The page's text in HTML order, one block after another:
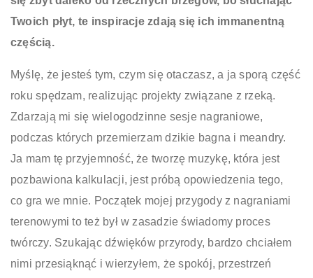
Twoich płyt, te inspiracje zdają się ich immanentną
częścią.
Myślę, że jesteś tym, czym się otaczasz, a ja sporą część
roku spędzam, realizując projekty związane z rzeką.
Zdarzają mi się wielogodzinne sesje nagraniowe,
podczas których przemierzam dzikie bagna i meandry.
Ja mam tę przyjemność, że tworzę muzykę, która jest
pozbawiona kalkulacji, jest próbą opowiedzenia tego,
co gra we mnie. Początek mojej przygody z nagraniami
terenowymi to też był w zasadzie świadomy proces
twórczy. Szukając dźwięków przyrody, bardzo chciałem
nimi przesiąknąć i wierzyłem, że spokój, przestrzeń